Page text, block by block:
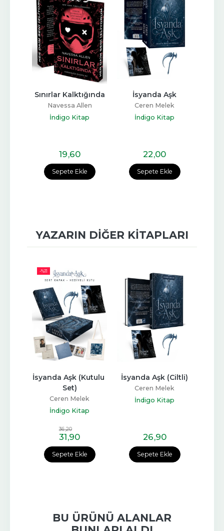
Sepete Ekle
Sınırlar Kalktığında
Navessa Allen
İndigo Kitap
19,60
Sepete Ekle
İsyanda Aşk
Ceren Melek
İndigo Kitap
22,00
YAZARIN DIĞER KITAPLARI
-%11
Sepete Ekle
İsyanda Aşk (Kutulu
Set)
Ceren Melek
İndigo Kitap
36,20
31,90
Sepete Ekle
İsyanda Aşk (Ciltli)
Ceren Melek
İndigo Kitap
26,90
BU ÜRÜNÜ ALANLAR